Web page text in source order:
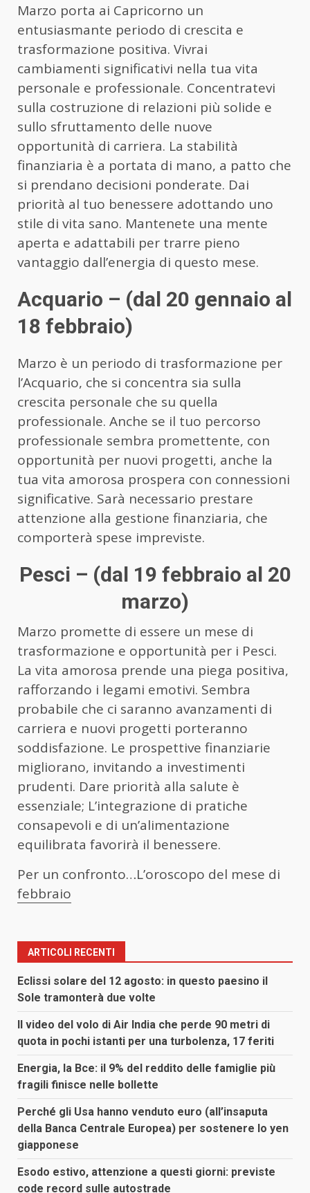
Marzo porta ai Capricorno un
entusiasmante periodo di crescita e
trasformazione positiva. Vivrai
cambiamenti significativi nella tua vita
personale e professionale. Concentratevi
sulla costruzione di relazioni più solide e
sullo sfruttamento delle nuove
opportunità di carriera. La stabilità
finanziaria è a portata di mano, a patto che
si prendano decisioni ponderate. Dai
priorità al tuo benessere adottando uno
stile di vita sano. Mantenete una mente
aperta e adattabili per trarre pieno
vantaggio dall’energia di questo mese.
Acquario – (dal 20 gennaio al
18 febbraio)
Marzo è un periodo di trasformazione per
l’Acquario, che si concentra sia sulla
crescita personale che su quella
professionale. Anche se il tuo percorso
professionale sembra promettente, con
opportunità per nuovi progetti, anche la
tua vita amorosa prospera con connessioni
significative. Sarà necessario prestare
attenzione alla gestione finanziaria, che
comporterà spese impreviste.
Pesci – (dal 19 febbraio al 20
marzo)
Marzo promette di essere un mese di
trasformazione e opportunità per i Pesci.
La vita amorosa prende una piega positiva,
rafforzando i legami emotivi. Sembra
probabile che ci saranno avanzamenti di
carriera e nuovi progetti porteranno
soddisfazione. Le prospettive finanziarie
migliorano, invitando a investimenti
prudenti. Dare priorità alla salute è
essenziale; L’integrazione di pratiche
consapevoli e di un’alimentazione
equilibrata favorirà il benessere.
Per un confronto…L’oroscopo del mese di
febbraio
ARTICOLI RECENTI
Eclissi solare del 12 agosto: in questo paesino il
Sole tramonterà due volte
Il video del volo di Air India che perde 90 metri di
quota in pochi istanti per una turbolenza, 17 feriti
Energia, la Bce: il 9% del reddito delle famiglie più
fragili finisce nelle bollette
Perché gli Usa hanno venduto euro (all’insaputa
della Banca Centrale Europea) per sostenere lo yen
giapponese
Esodo estivo, attenzione a questi giorni: previste
code record sulle autostrade